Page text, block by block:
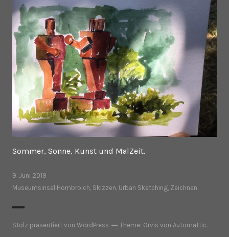
Sommer, Sonne, Kunst und MalZeit.
9. Juni 2019
Museumsinsel Hombroich Skizzen Urban Sketching Zeichnen
Stolz präsentiert von WordPress Theme: Orvis von Automattic.